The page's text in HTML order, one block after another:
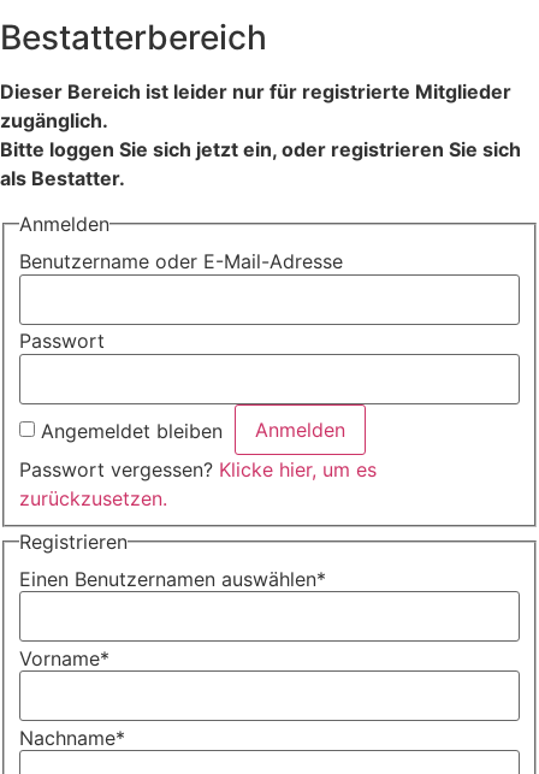
Bestatterbereich
Dieser Bereich ist leider nur für registrierte Mitglieder
zugänglich.
Bitte loggen Sie sich jetzt ein, oder registrieren Sie sich
als Bestatter.
Anmelden
Benutzername oder E-Mail-Adresse
Passwort
Angemeldet bleiben
Passwort vergessen? Klicke hier, um es
zurückzusetzen.
Registrieren
Einen Benutzernamen auswählen*
Vorname*
Nachname*